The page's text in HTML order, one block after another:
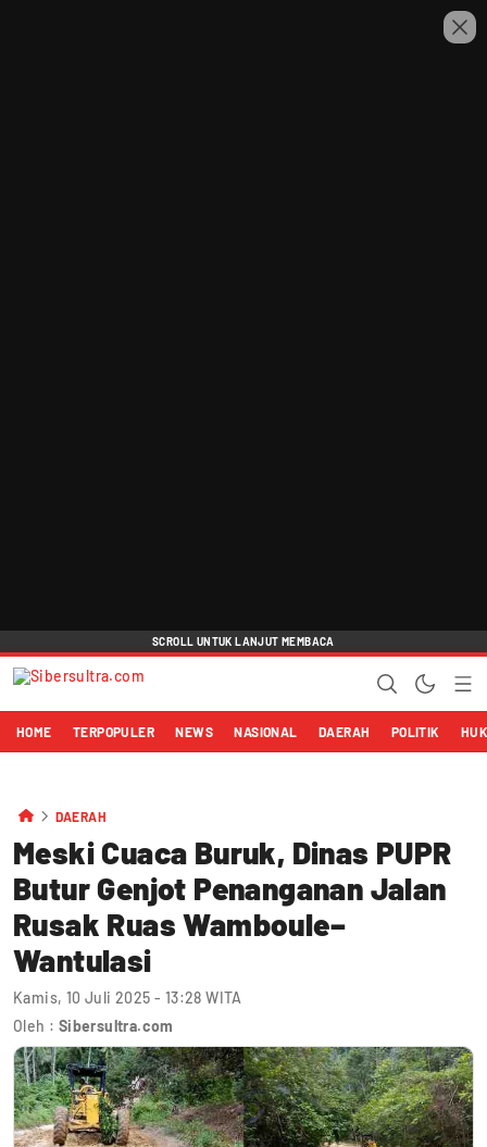
HOME TERPOPULER NEWS NASIONAL DAERAH POLITIK
DAERAH
Meski Cuaca Buruk, Dinas PUPR
Butur Genjot Penanganan Jalan
Rusak Ruas Wamboule–
Wantulasi
Kamis, 10 Juli 2025 - 13:28 WITA
Oleh : Sibersultra.com